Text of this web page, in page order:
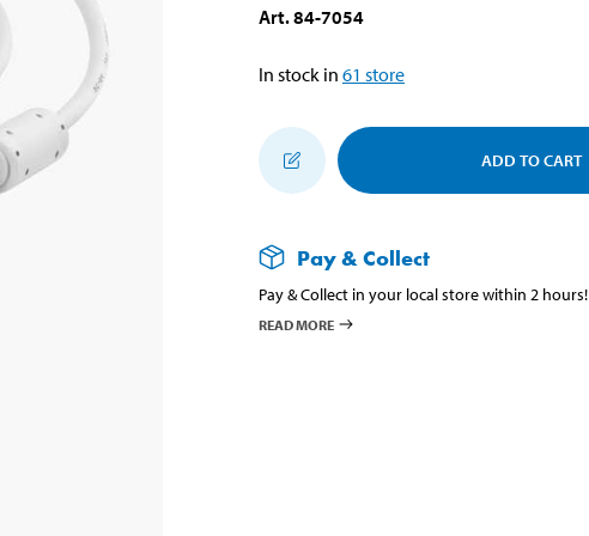
Art.84-7054
In stock in 61 store
ADD TO CART
Pay & Collect
Pay & Collect in your local store within 2 hours!
READ MORE